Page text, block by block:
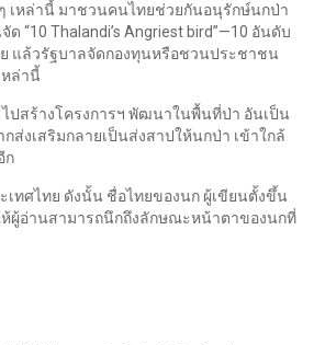
เหล่านี้ มาชวนคนไทยช่วยกันอนุรักษ์นกป่า
“10 Thalandi’s Angriest bird”—10 อันดับ
แล้วรัฐบาลจัดกองทุนหรือชวนประชาชน
ล่านี้
ปสร้างโครงการฯ พัฒนาในพื้นที่ป่า อันเป็น
ส่งเสริมกลายเป็นส่งสาปให้นกป่า เข้าใกล้
ก
ทศไทย ดังนั้น ชื่อไทยของนก ผู้เขียนตั้งขึ้น
ห้ผู้อ่านสามารถนึกถึงลักษณะหน้าตาของนกที่